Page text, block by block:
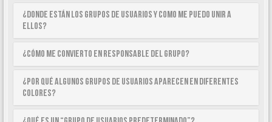
¿Donde están los Grupos de Usuarios y como me puedo unir a
ellos?
¿Cómo me convierto en Responsable del Grupo?
¿Por qué algunos Grupos de Usuarios aparecen en diferentes
colores?